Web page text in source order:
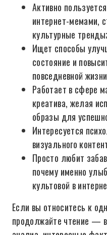
Активно
интернет-мемами,
культурные тренды;
Ищет способы
состояние и
повседневной
Работает в сфере
креатива, желая
образы для
Интересуется
визуального
Просто любит
почему именно
культовой в
Если вы относитесь к
продолжайте чтение —